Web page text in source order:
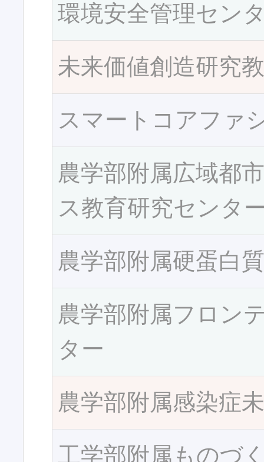
環境安全管理セン
未来価値創造研究
スマートコアファ
農学部附属広域都
ス教育研究センタ
農学部附属硬蛋白
農学部附属フロン
ター
農学部附属感染症
工学部附属ものづ